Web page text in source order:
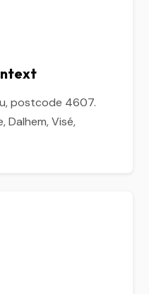
postcode 4607.
Dalhem, Visé,